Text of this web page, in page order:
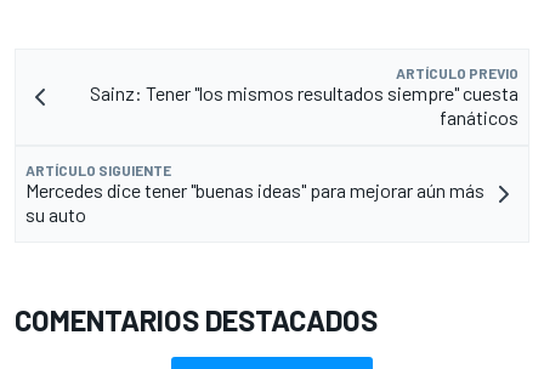
ARTÍCULO PREVIO
Sainz: Tener "los mismos resultados siempre" cuesta
fanáticos
ARTÍCULO SIGUIENTE
Mercedes dice tener "buenas ideas" para mejorar aún más
su auto
COMENTARIOS DESTACADOS